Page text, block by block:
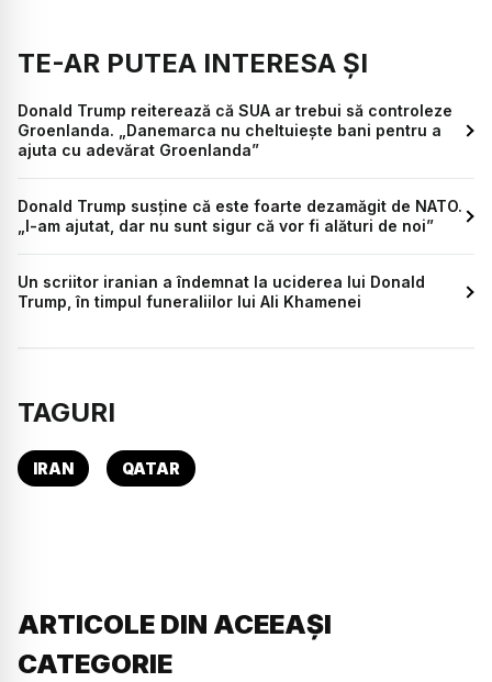
TE-AR PUTEA INTERESA ȘI
Donald Trump reiterează că SUA ar trebui să controleze
Groenlanda. „Danemarca nu cheltuiește bani pentru a
ajuta cu adevărat Groenlanda”
Donald Trump susține că este foarte dezamăgit de NATO.
„I-am ajutat, dar nu sunt sigur că vor fi alături de noi”
Un scriitor iranian a îndemnat la uciderea lui Donald
Trump, în timpul funeraliilor lui Ali Khamenei
TAGURI
IRAN QATAR
ARTICOLE DIN ACEEAȘI
CATEGORIE